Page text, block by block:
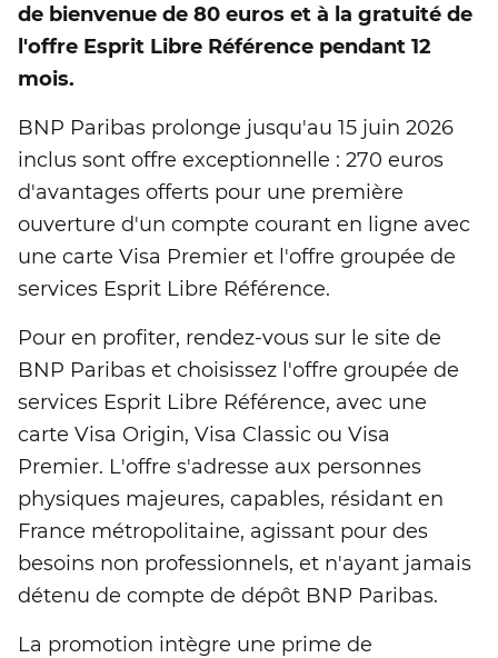
de bienvenue de 80 euros et à la gratuité de
l'offre Esprit Libre Référence pendant 12
mois.
BNP Paribas prolonge jusqu'au 15 juin 2026
inclus sont offre exceptionnelle : 270 euros
d'avantages offerts pour une première
ouverture d'un compte courant en ligne avec
une carte Visa Premier et l'offre groupée de
services Esprit Libre Référence.
Pour en profiter, rendez-vous sur le site de
BNP Paribas et choisissez l'offre groupée de
services Esprit Libre Référence, avec une
carte Visa Origin, Visa Classic ou Visa
Premier. L'offre s'adresse aux personnes
physiques majeures, capables, résidant en
France métropolitaine, agissant pour des
besoins non professionnels, et n'ayant jamais
détenu de compte de dépôt BNP Paribas.
La promotion intègre une prime de